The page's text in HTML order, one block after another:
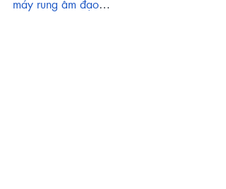
máy rung âm đạo…